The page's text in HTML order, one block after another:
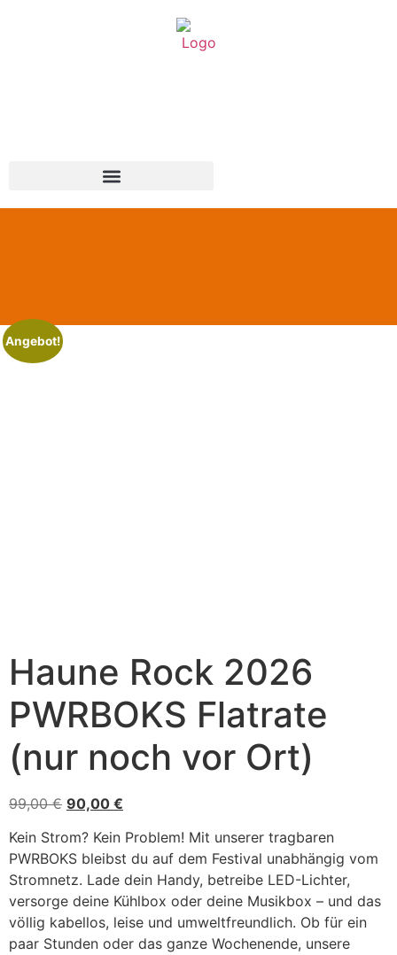
Angebot!
Haune Rock 2026
PWRBOKS Flatrate
(nur noch vor Ort)
99,00€ 90,00 €
Kein Strom? Kein Problem! Mit unserer tragbaren
PWRBOKS bleibst du auf dem Festival unabhängig vom
Stromnetz. Lade dein Handy, betreibe LED-Lichter,
versorge deine Kühlbox oder deine Musikbox – und das
völlig kabellos, leise und umweltfreundlich. Ob für ein
paar Stunden oder das ganze Wochenende, unsere